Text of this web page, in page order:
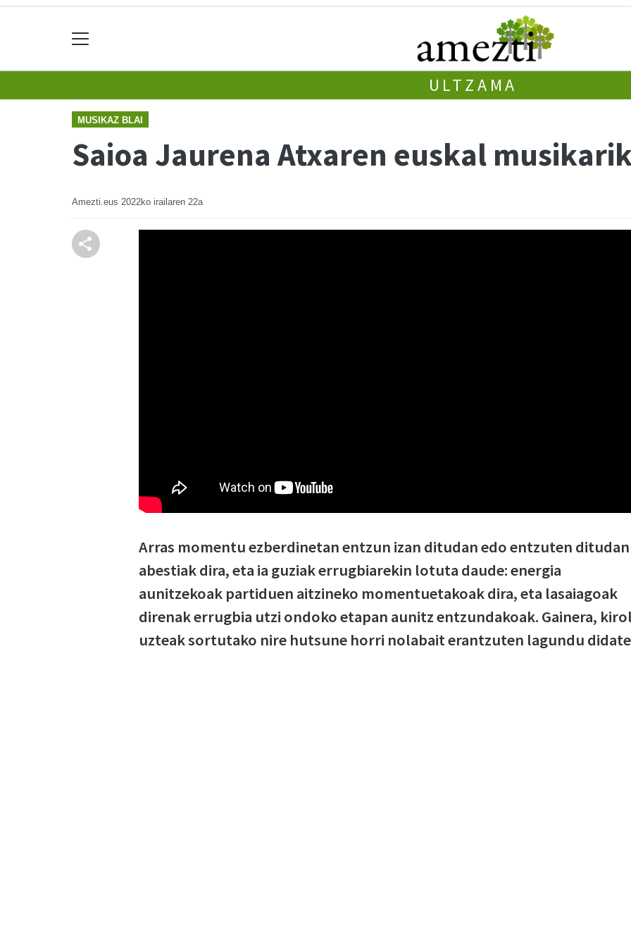
ULTZAMA
MUSIKAZ BLAI
Saioa Jaurena Atxaren euskal
Amezti.eus 2022ko irailaren 22a
Arras momentu ezberdinetan entzun izan ditudan edo entzuten ditudan
abestiak dira, eta ia guziak errugbiarekin lotuta daude: energia
aunitzekoak partiduen aitzineko momentuetakoak dira, eta lasaiagoak
direnak errugbia utzi ondoko etapan aunitz entzundakoak. Gainera,
uzteak sortutako nire hutsune horri nolabait erantzuten lagundu